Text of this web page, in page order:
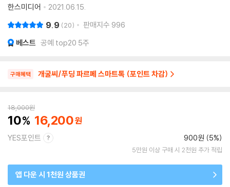
한스미디어
2021.06.15.
9.9 20 판매지수 996
베스트 공예 top20 5주
구매혜택 개굴씨/푸딩 파르페 스마트톡 (포인트 차감)
18,000원
10 16,200
YES포인트 900원 (5%)
5만원 이상 구매 시 2천원 추가 적립
앱 다운 시 1천원 상품권